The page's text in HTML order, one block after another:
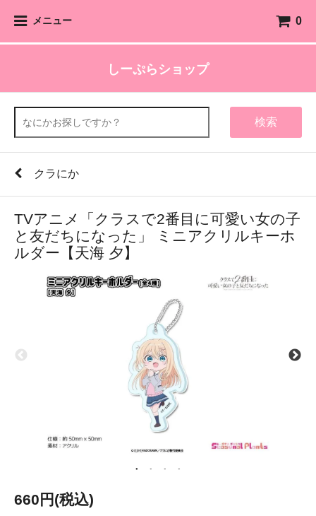
メニュー 0
しーぷらショップ
検索
クラにか
TVアニメ「クラスで2番目に可愛い女の子
と友だちになった」 ミニアクリルキーホ
ルダー【天海 夕】
660円(税込)